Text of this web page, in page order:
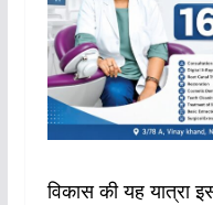
विकास की यह यात्रा